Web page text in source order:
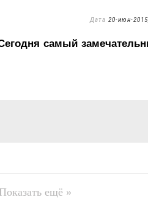
Дата 20-июн-
самый
ещё »